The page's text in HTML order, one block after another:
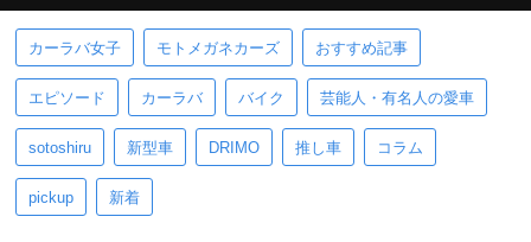
カーラバ女子 モトメガネカーズ おすすめ記事
エピソード カーラバ バイク 芸能人・有名人の愛車
sotoshiru 新型車 DRIMO 推し車 コラム
pickup 新着